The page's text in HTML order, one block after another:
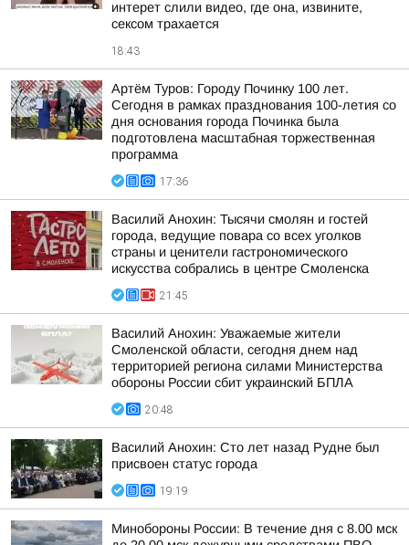
интерет слили видео, где она, извините,
сексом трахается
18:43
Артём Туров: Городу Починку 100 лет.
Сегодня в рамках празднования 100-летия со
дня основания города Починка была
подготовлена масштабная торжественная
программа
17:36
Василий Анохин: Тысячи смолян и гостей
города, ведущие повара со всех уголков
страны и ценители гастрономического
искусства собрались в центре Смоленска
21:45
Василий Анохин: Уважаемые жители
Смоленской области, сегодня днем над
территорией региона силами Министерства
обороны России сбит украинский БПЛА
20:48
Василий Анохин: Сто лет назад Рудне был
присвоен статус города
19:19
Минобороны России: В течение дня с 8.00 мск